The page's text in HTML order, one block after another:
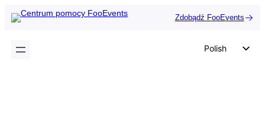
Przejdź
do
Zdobądź FooEvents
Polish